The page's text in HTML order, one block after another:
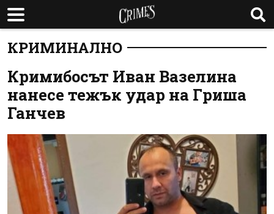
КРИМИНАЛНО
Кримибосът Иван Вазелина
нанесе тежък удар на Гриша
Ганчев